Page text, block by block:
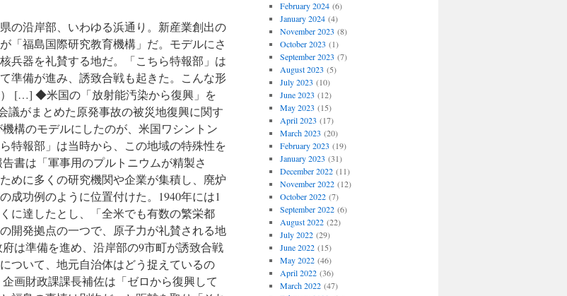
岸
田
政
権
が
旗
を
振
る
「国
民
運
動」
に
違
和
感
国
水
産
の沿岸部、いわゆる浜通り。新産業創出の
「福島国際研究教育機構」だ。モデルにさ
兵器を礼賛する地だ。「こちら特報部」は
準備が進み、誘致合戦も起きた。こんな形
[…] ◆米国の「放射能汚染から復興」を
がまとめた原発事故の被災地復興に関す
構のモデルにしたのが、米国ワシントン
特報部」は当時から、この地域の特殊性を
書は「軍事用のプルトニウムが精製さ
めに多くの研究機関や企業が集積し、廃炉
成功例のように位置付けた。1940年には1
に達したとし、「全米でも有数の繁栄都
開発拠点の一つで、原子力が礼賛される地
は準備を進め、沿岸部の9市町が誘致合戦
ついて、地元自治体はどう捉えているの
画財政課課長補佐は「ゼロから復興して
February 2024(6)
January 2024(4)
November 2023 (8)
October 2023 (1)
September 2023 (7)
August 2023 (5)
July 2023 (10)
June 2023 (12)
May 2023 (15)
April 2023 (17)
March 2023 (20)
February 2023 (19)
January 2023 (31)
December 2022(11)
November 2022(12)
October 2022(7)
September 2022(6)
August 2022(22)
July 2022(29)
June 2022(15)
May 2022(46)
April 2022(36)
March 2022(47)